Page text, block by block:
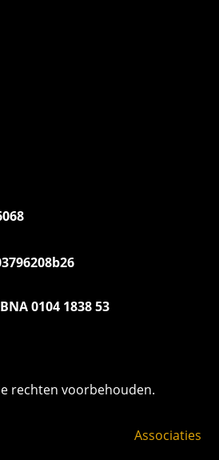
0104 1838 53
rechten voorbehouden.
Associaties